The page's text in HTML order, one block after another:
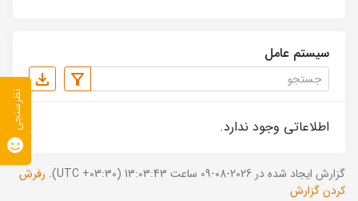
سیستم عامل
اطلاعاتی وجود ندارد.
گزارش ایجاد شده در 2026-08-09 ساعت 13:03:43 (UTC +03:30).
رفرش
کردن گزارش
نظرسنجی